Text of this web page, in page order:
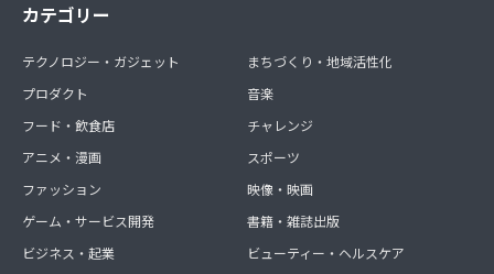
カテゴリー
テクノロジー・ガジェット
プロダクト
フード・飲食店
アニメ・漫画
ファッション
ゲーム・サービス開発
ビジネス・起業
まちづくり・地域活性化
音楽
チャレンジ
スポーツ
映像・映画
書籍・雑誌出版
ビューティー・ヘルスケア